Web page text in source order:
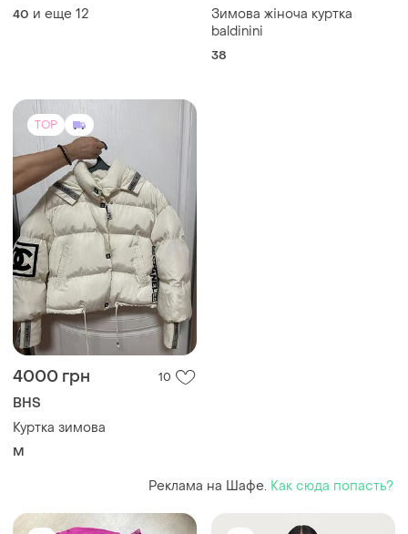
40 и еще 12
Зимова жіноча куртка
baldinini
38
TOP
4000 грн 10
BHS
Куртка зимова
M
Реклама на Шафе. Как сюда попасть?